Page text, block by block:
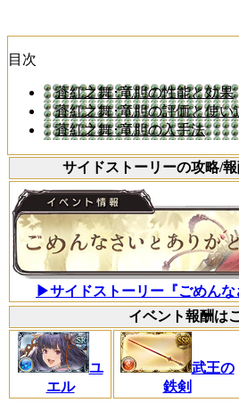
目次
蒼紅之舞･竜胆の性能と効果
蒼紅之舞･竜胆の評価と使い
蒼紅之舞･竜胆の入手法
サイドストーリーの攻略/
▶サイドストーリー『ごめんな
イベント報酬は
ユ
エル
武王の
鉄剣